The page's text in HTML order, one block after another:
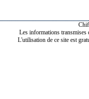
Les informations transmises
L'utilisation de ce site est